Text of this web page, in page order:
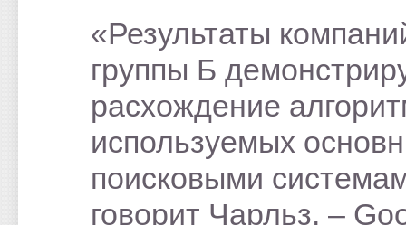
«Результаты
группы Б
расхождение
используемых
поисковыми
говорит Чарльз. –